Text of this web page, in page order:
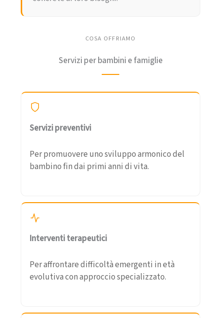
COSA OFFRIAMO
Servizi per bambini e famiglie
Servizi preventivi
Per promuovere uno sviluppo armonico del
bambino fin dai primi anni di vita.
Interventi terapeutici
Per affrontare difficoltà emergenti in età
evolutiva con approccio specializzato.